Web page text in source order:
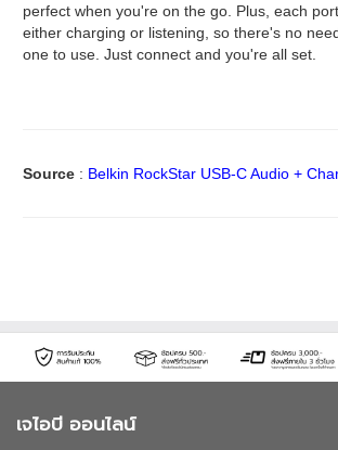
perfect when you're on the go. Plus, each
either charging or listening, so there's no
one to use. Just connect and you're all set.
Source : Belkin RockStar USB-C Audio +
เจไอบี ออนไลน์